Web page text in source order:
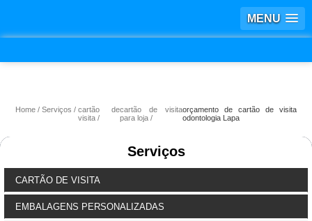
MENU
Home Serviços
cartão de
visita
cartão de visita
para loja
orçamento de cartão de visita
odontologia Lapa
Serviços
CARTÃO DE VISITA
EMBALAGENS PERSONALIZADAS